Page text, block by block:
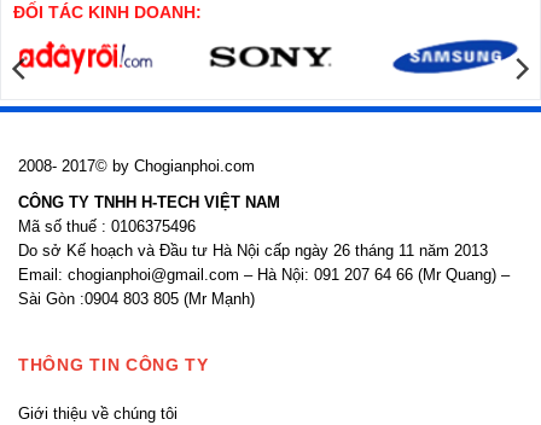
250x133m
Xem thêm
ĐỐI TÁC KINH DOANH:
2008- 2017© by Chogianphoi.com
CÔNG TY TNHH H-TECH VIỆT NAM
Mã số thuế : 0106375496
Do sở Kế hoạch và Đầu tư Hà Nội cấp ngày 26 tháng 11 năm 2013
Email: chogianphoi@gmail.com – Hà Nội: 091 207 64 66 (Mr Quang) –
Sài Gòn :0904 803 805 (Mr Mạnh)
THÔNG TIN CÔNG TY
Giới thiệu về chúng tôi